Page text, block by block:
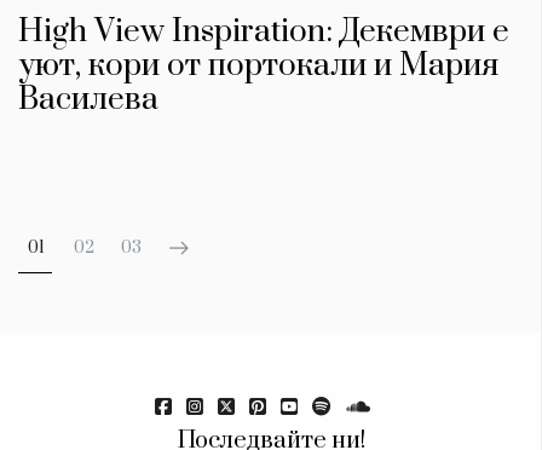
High View Inspiration: Декември е
уют, кори от портокали и Мария
Василева
01 02 03
Последвайте ни!